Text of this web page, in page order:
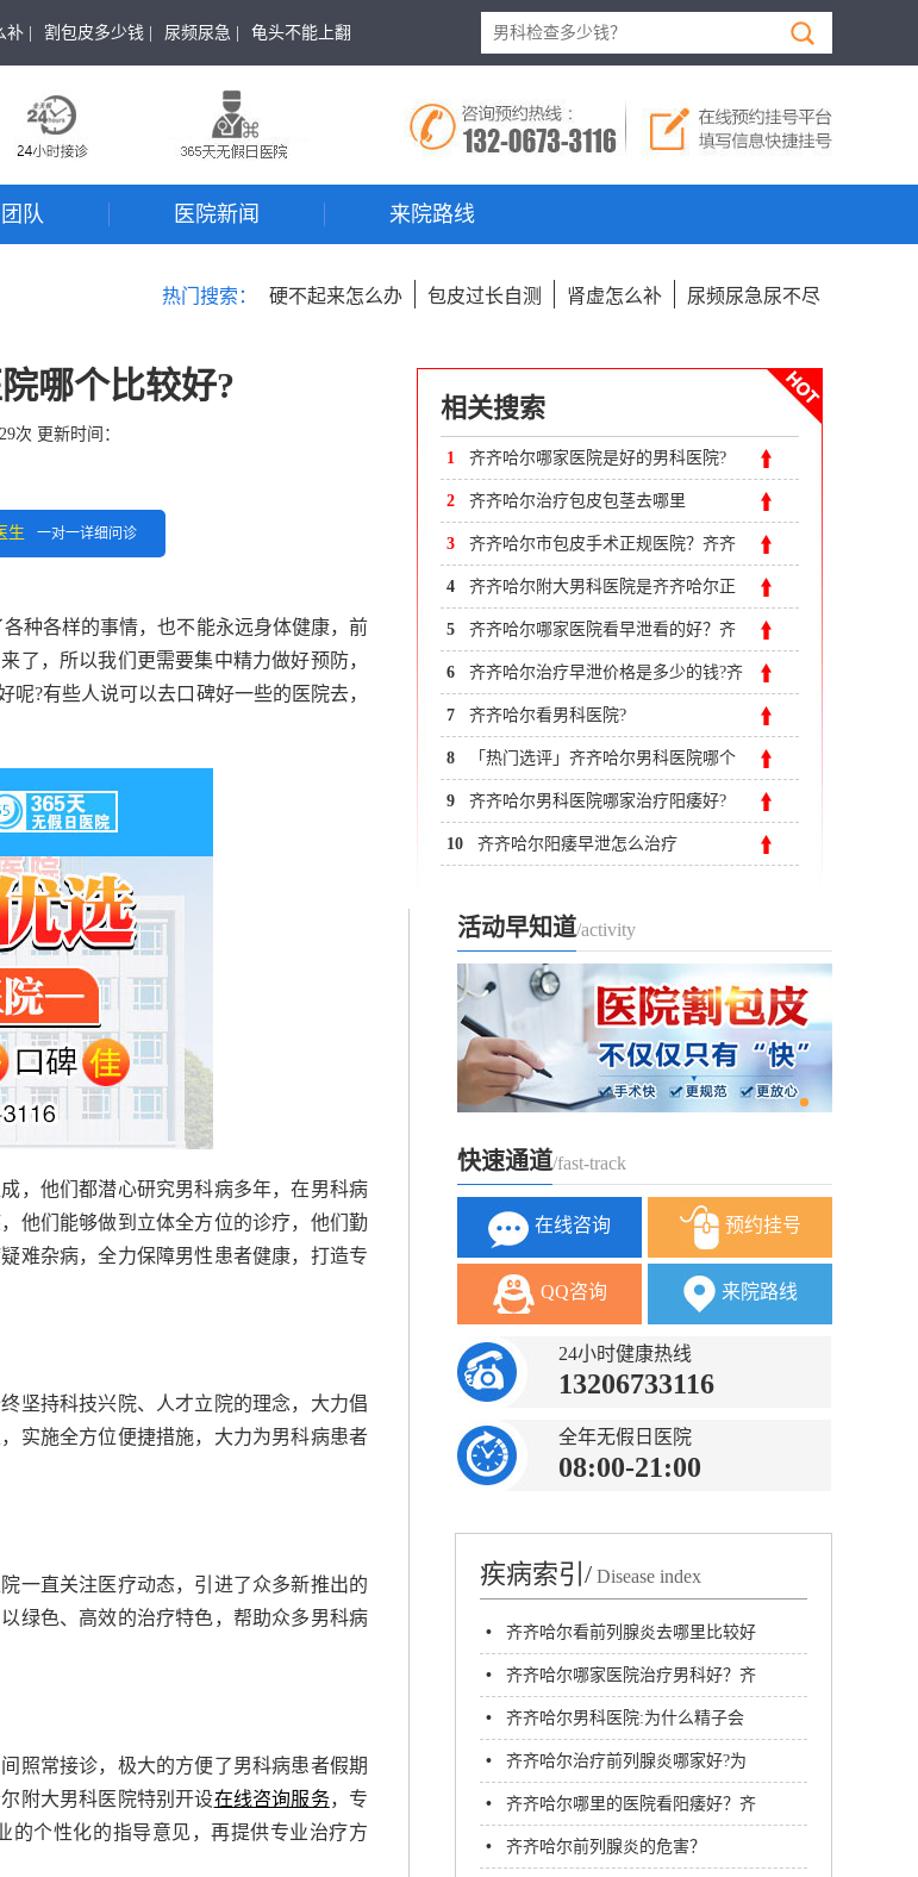
| 割包皮多少钱 | 尿频尿急 | 龟头不能上翻
队 医院新闻 来院路线
热门搜索： 硬不起来怎么办 包皮过长自测 肾虚怎么补 尿频尿急尿不尽
哪个比较好?
次 更新时间：
生 一对一详细问诊
种各样的事情，也不能永远身体健康，前
了，所以我们更需要集中精力做好预防，
?有些人说可以去口碑好一些的医院去，
他们都潜心研究男科病多年，在男科病
他们能够做到立体全方位的诊疗，他们勤
难杂病，全力保障男性患者健康，打造专
持科技兴院、人才立院的理念，大力倡
实施全方位便捷措施，大力为男科病患者
直关注医疗动态，引进了众多新推出的
绿色、高效的治疗特色，帮助众多男科病
常接诊，极大的方便了男科病患者假期
附大男科医院特别开设在线咨询服务，专
的个性化的指导意见，再提供专业治疗方
相关搜索
1 齐齐哈尔哪家医院是好的男科医院?
2 齐齐哈尔治疗包皮包茎去哪里
3 齐齐哈尔市包皮手术正规医院？齐齐
哈尔附大男科医院
4 齐齐哈尔附大男科医院是齐齐哈尔正
规男科医院
5 齐齐哈尔哪家医院看早泄看的好？齐
齐哈尔附大男科医院
6 齐齐哈尔治疗早泄价格是多少的钱?齐
齐哈尔男科医院
7 齐齐哈尔看男科医院?
8 「热门选评」齐齐哈尔男科医院哪个
比较好?
9 齐齐哈尔男科医院哪家治疗阳痿好?
齐齐哈尔附大男科医院
10 齐齐哈尔阳痿早泄怎么治疗
活动早知道/activity
快速通道/fast-track
在线咨询 预约挂号
QQ咨询 来院路线
24小时健康热线
13206733116
全年无假日医院
08:00-21:00
疾病索引/ Disease index
• 齐齐哈尔看前列腺炎去哪里比较好
• 齐齐哈尔哪家医院治疗男科好？齐
齐哈尔附大男科医院
• 齐齐哈尔男科医院:为什么精子会
畸形?
• 齐齐哈尔治疗前列腺炎哪家好?为
什么会有前列腺炎呢?
• 齐齐哈尔哪里的医院看阳痿好？齐
齐哈尔附大男科医院
• 齐齐哈尔前列腺炎的危害？